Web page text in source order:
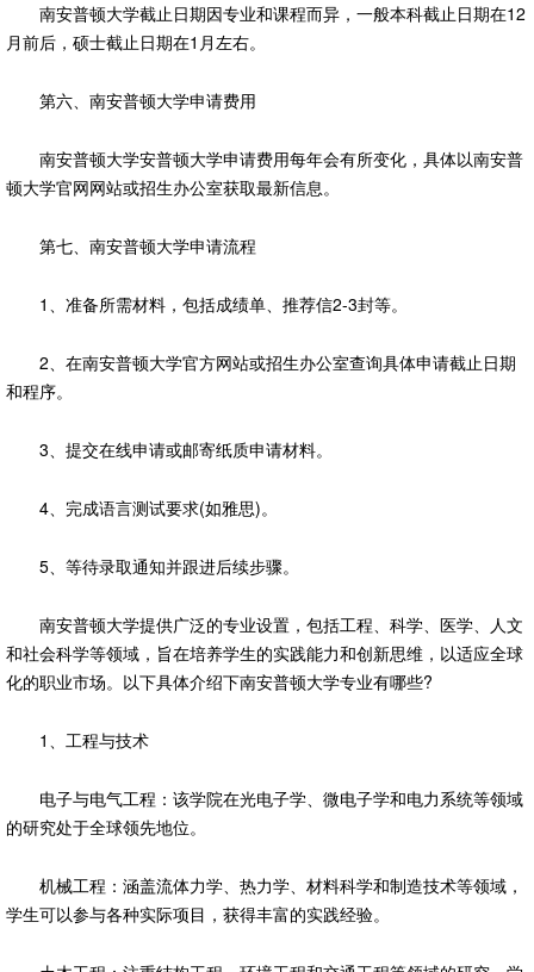
南安普顿大学截止日期因专业和课程而异，一般本科截止日期在12
月前后，硕士截止日期在1月左右。
第六、南安普顿大学申请费用
南安普顿大学安普顿大学申请费用每年会有所变化，具体以南安普
顿大学官网网站或招生办公室获取最新信息。
第七、南安普顿大学申请流程
1、准备所需材料，包括成绩单、推荐信2-3封等。
2、在南安普顿大学官方网站或招生办公室查询具体申请截止日期
和程序。
3、提交在线申请或邮寄纸质申请材料。
4、完成语言测试要求(如雅思)。
5、等待录取通知并跟进后续步骤。
南安普顿大学提供广泛的专业设置，包括工程、科学、医学、人文
和社会科学等领域，旨在培养学生的实践能力和创新思维，以适应全球
化的职业市场。以下具体介绍下南安普顿大学专业有哪些?
1、工程与技术
电子与电气工程：该学院在光电子学、微电子学和电力系统等领域
的研究处于全球领先地位。
机械工程：涵盖流体力学、热力学、材料科学和制造技术等领域，
学生可以参与各种实际项目，获得丰富的实践经验。